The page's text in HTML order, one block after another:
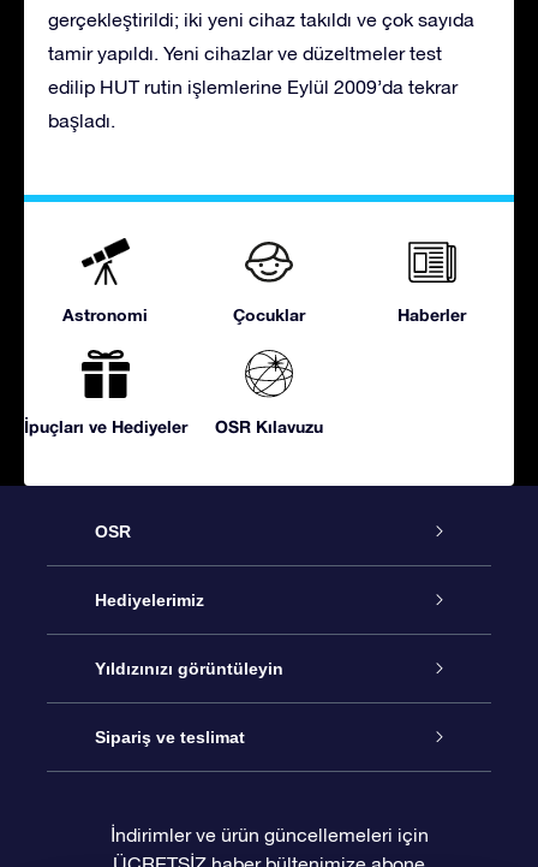
gerçekleştirildi; iki yeni cihaz takıldı ve çok sayıda
tamir yapıldı. Yeni cihazlar ve düzeltmeler test
edilip HUT rutin işlemlerine Eylül 2009’da tekrar
başladı.
Astronomi Çocuklar Haberler
İpuçları ve Hediyeler OSR Kılavuzu
OSR
Hizmet
İletişim
Blogu
Hediyelerimiz
Çevrimiçi Yıldız Hediyesi
OSR Hediye Paketi
Yıldızınızı görüntüleyin
Star Register
Sipariş ve teslimat
İndirimler ve ürün güncellemeleri için